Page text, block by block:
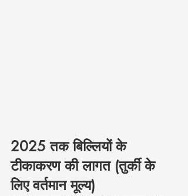
2025 तक बिल्लियों के
टीकाकरण की लागत (तुर्की के
लिए वर्तमान मूल्य)